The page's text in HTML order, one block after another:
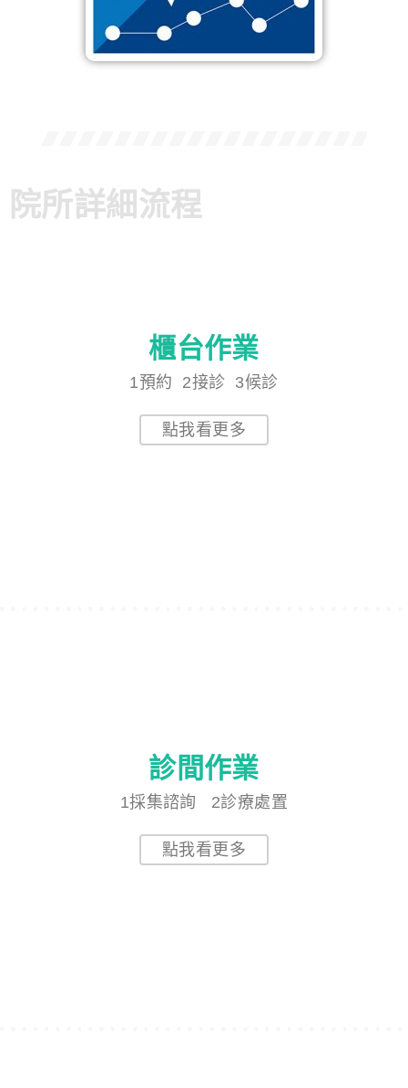
院所詳細流程
櫃台作業
1預約 2接診 3候診
點我看更多
來電一鍵完成約診
確認診間時程，查閱約診超效率
一個步驟讓患者感受尊榮服務
診間作業
1採集諮詢 2診療處置
點我看更多
診間超強利的AI科技應用
趨吉避凶! 3秒了解患者病史
傳承您最專業的醫療諮詢模式
院所團隊合作不遺漏
治療計畫整合管理超詳盡